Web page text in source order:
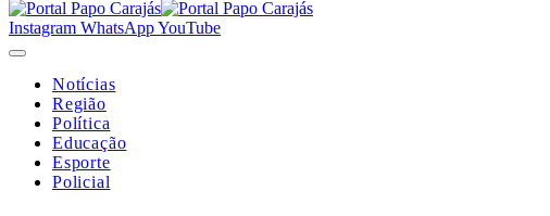
Instagram WhatsAppYouTube
Notícias
Região
Política
Educação
Esporte
Policial